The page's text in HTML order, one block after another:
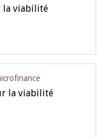
la viabilité
la viabilité